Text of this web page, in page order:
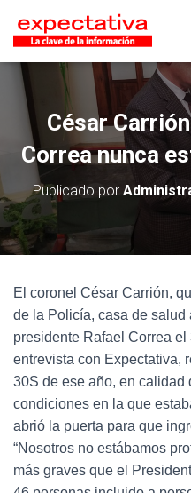
César
Correa nunca
Publicado por
El coronel César Carrión,
de la Policía, casa de salud
presidente Rafael Correa
entrevista con Expectativa,
30S de ese año, en calidad
condiciones en la que
abrió la puerta para que
“Nosotros no estábamos
más graves que el